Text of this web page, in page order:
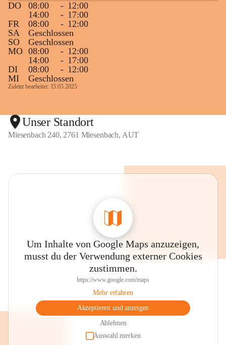
DO
08:00 - 12:00
14:00
- 17:00
FR
08:00 - 12:00
SA
Geschlossen
SO
Geschlossen
MO 08:00 - 12:00
14:00
- 17:00
DI
08:00 - 12:00
MI
Geschlossen
Zuletzt bearbeitet: 15.05.2025
Unser Standort
Miesenbach 240, 2761 Miesenbach, AUT
Um Inhalte von Google Maps anzuzeigen,
musst du der Verwendung externer Cookies
zustimmen.
https://www.google.com/maps
Mehr erfahren
Akzeptieren und anzeigen
Ablehnen
Auswahl merken